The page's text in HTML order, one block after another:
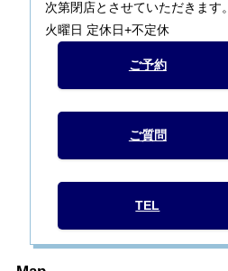
次第閉店とさせていただきます。
火曜日 定休日+不定休
ご予約
ご質問
TEL